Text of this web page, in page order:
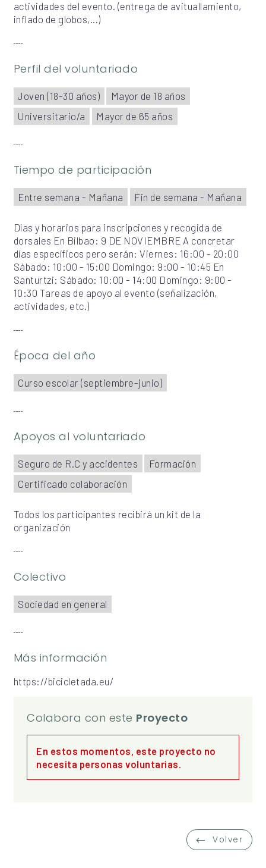
actividades del evento. (entrega de avituallamiento,
inflado de globos,...)
Perfil del voluntariado
Joven (18-30 años)
Mayor de 18 años
Universitario/a
Mayor de 65 años
Tiempo de participación
Entre semana - Mañana Fin de semana - Mañana
Días y horarios para inscripciones y recogida de
dorsales En Bilbao: 9 DE NOVIEMBRE A concretar
días específicos pero serán: Viernes: 16:00 - 20:00
Sábado: 10:00 - 15:00 Domingo: 9:00 - 10:45 En
Santurtzi: Sábado: 10:00 - 14:00 Domingo: 9:00 -
10:30 Tareas de apoyo al evento (señalización,
actividades, etc.)
Época del año
Curso escolar (septiembre-junio)
Apoyos al voluntariado
Seguro de R.C y accidentes
Formación
Certificado colaboración
Todos los participantes recibirá un kit de la
organización
Colectivo
Sociedad en general
Más información
https://bicicletada.eu/
Colabora con este Proyecto
En estos momentos, este proyecto no
necesita personas voluntarias.
Volver